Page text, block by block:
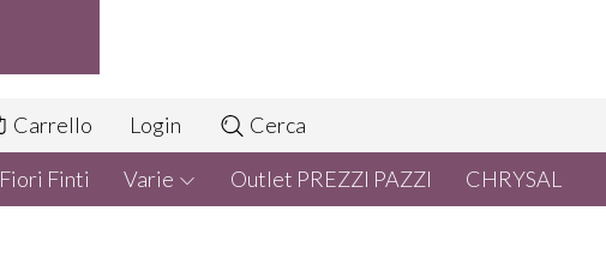
Carrello Login Cerca
Fiori Finti Varie Outlet PREZZI PAZZI CHRYSAL